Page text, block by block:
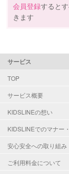
会員登録すると
きます
サービス
TOP
サービス概要
KIDSLINEの想い
KIDSLINEでのマナー
安心安全への取り組み
ご利用料金について